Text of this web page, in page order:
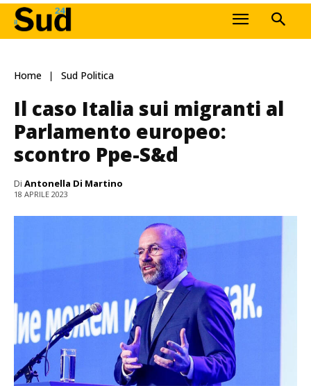
Home Sud Politica
Il caso Italia sui migranti al
Parlamento europeo:
scontro Ppe-S&d
Di Antonella Di Martino
18 APRILE 2023